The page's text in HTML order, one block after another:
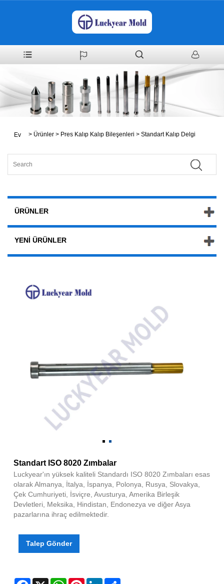
Ev > Ürünler > Pres Kalıp Kalıp Bileşenleri > Standart Kalıp Delgi
ÜRÜNLER
YENI ÜRÜNLER
Standart ISO 8020 Zımbalar
Luckyear'ın yüksek kaliteli Standardı ISO 8020 Zımbaları esas
olarak Almanya, İtalya, İspanya, Polonya, Rusya, Slovakya,
Çek Cumhuriyeti, İsviçre, Avusturya, Amerika Birleşik
Devletleri, Meksika, Hindistan, Endonezya ve diğer Asya
pazarlarına ihraç edilmektedir.
Talep Gönder
Facebook
X WhatsAppPinterestLinkedIn